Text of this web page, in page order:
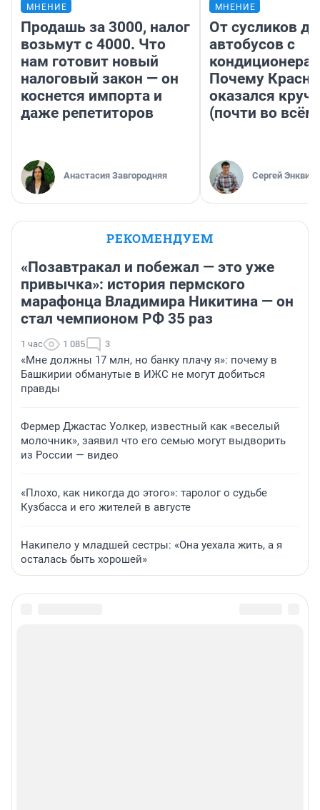
МНЕНИЕ
Продашь за 3000, налог
возьмут с 4000. Что
нам готовит новый
налоговый закон — он
коснется импорта и
даже репетиторов
Анастасия Завгородняя
МНЕНИЕ
От сусликов до
автобусов с
Почему
оказался
(почти во
Сергей Энквист
РЕКОМЕНДУЕМ
«Позавтракал и побежал — это уже
привычка»: история пермского
марафонца Владимира Никитина — он
стал чемпионом РФ 35 раз
1 час 1 085 3
«Мне должны 17 млн, но банку плачу я»: почему в
Башкирии обманутые в ИЖС не могут добиться
правды
Фермер Джастас Уолкер, известный как «веселый
молочник», заявил что его семью могут выдворить
из России — видео
«Плохо, как никогда до этого»: таролог о судьбе
Кузбасса и его жителей в августе
Накипело у младшей сестры: «Она уехала жить, а я
осталась быть хорошей»